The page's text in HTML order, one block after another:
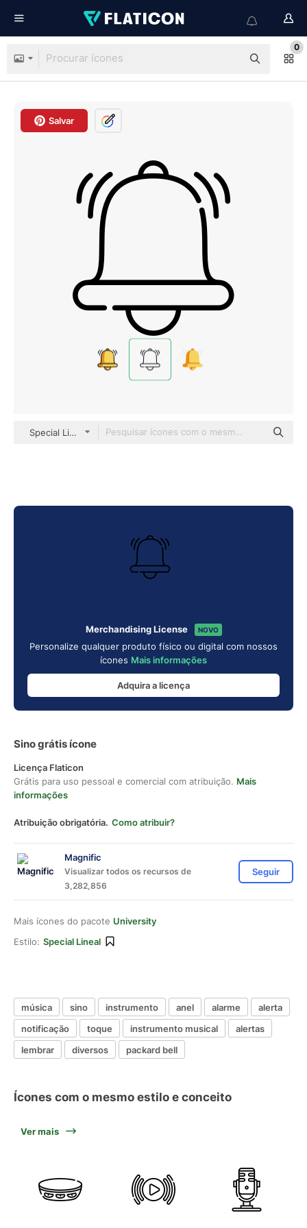
0
Salvar
Special Lineal
Merchandising License NOVO
Personalize qualquer produto físico ou digital com nossos
ícones Mais informações
Adquira a licença
Sino grátis ícone
Licença Flaticon
Grátis para uso pessoal e comercial com atribuição. Mais
informações
Atribuição obrigatória. Como atribuir?
Magnific
Visualizar todos os recursos de
3,282,856
Seguir
Mais ícones do pacote University
Estilo: Special Lineal
música sino instrumento anel alarme
alerta
notificação
toque instrumento musical
alertas
lembrar
diversos packard bell
Ícones com o mesmo estilo e conceito
Ver mais